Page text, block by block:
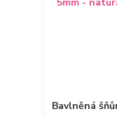
Bavlněná